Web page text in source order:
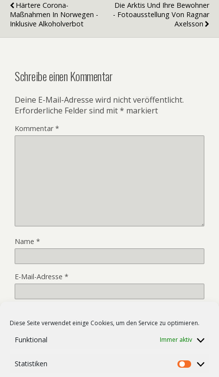
Diese Seite verwendet einige Cookies, um den Service zu optimieren.
Funktional Immer aktiv
Statistiken
Härtere Corona-
Maßnahmen In Norwegen -
Inklusive Alkoholverbot
Die Arktis Und Ihre Bewohner
- Fotoausstellung Von Ragnar
Axelsson
Schreibe einen Kommentar
Deine E-Mail-Adresse wird nicht veröffentlicht.
Erforderliche Felder sind mit* markiert
Kommentar*
Name *
E-Mail-Adresse *
meinen nächsten Kommentar speichern.